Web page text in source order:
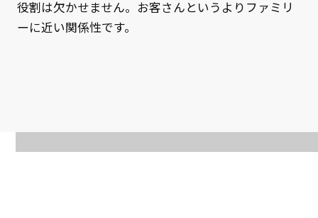
役割は欠かせません。お客さんというよりファミリ
ーに近い関係性です。